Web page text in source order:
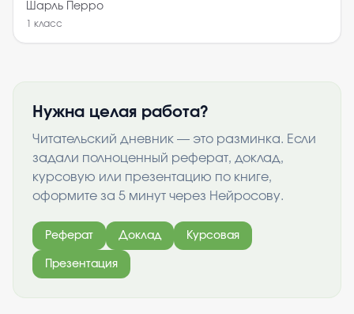
Шарль Перро
1 класс
Нужна целая работа?
Читательский дневник — это разминка. Если
задали полноценный реферат, доклад,
курсовую или презентацию по книге,
оформите за 5 минут через Нейросову.
Реферат Доклад Курсовая
Презентация